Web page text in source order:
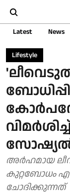
Latest News
Lifestyle
സോഷ്യൽ
അർഹമായ
കുറ്റബോധം
ചോദിക്കുന്നത്